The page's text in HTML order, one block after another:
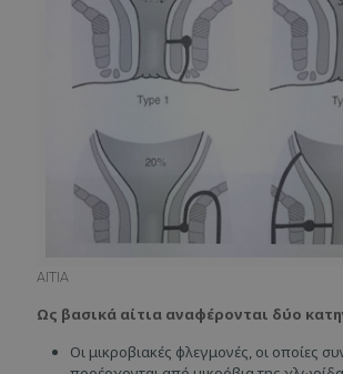
ΑΙΤΙΑ
Ως βασικά αίτια αναφέρονται δύο
Οι μικροβιακές φλεγμονές, οι οποίες